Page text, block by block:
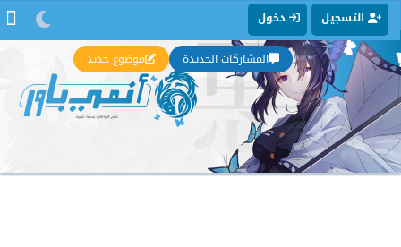
التسجيل دخول
المشاركات الجديدة موضوع جديد